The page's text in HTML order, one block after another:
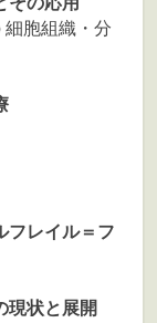
胞組織・分
フレイル＝フ
現状と展開